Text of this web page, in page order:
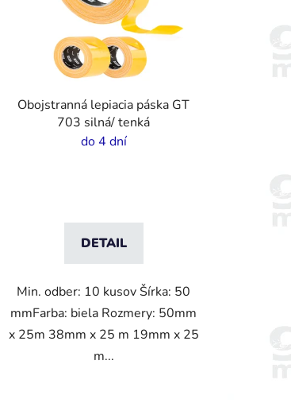
Obojstranná lepiacia páska GT
703 silná/ tenká
do 4 dní
DETAIL
Min. odber: 10 kusov Šírka: 50
mmFarba: biela Rozmery: 50mm
x 25m 38mm x 25 m 19mm x 25
m...